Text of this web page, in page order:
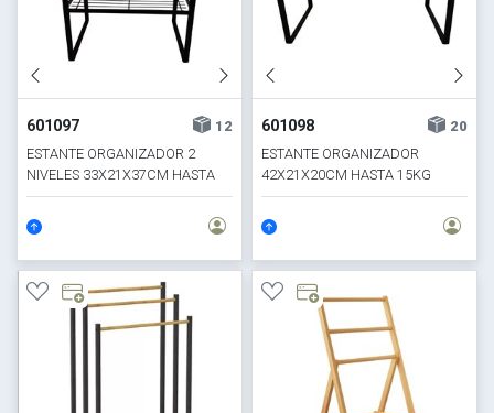
601097
12
ESTANTE ORGANIZADOR 2
NIVELES 33X21X37CM HASTA
15KG MADERA/METAL
601098
20
ESTANTE ORGANIZADOR
42X21X20CM HASTA 15KG
MADERA/METAL